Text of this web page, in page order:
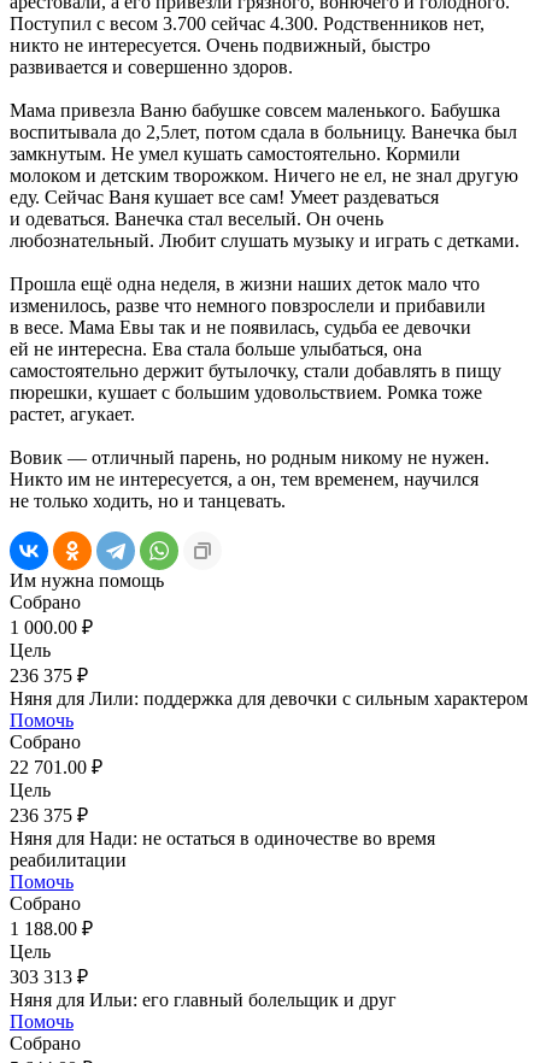
Поступил с весом 3.700 сейчас 4.300. Родственников нет,
никто не интересуется. Очень подвижный, быстро
развивается и совершенно здоров.
Мама привезла Ваню бабушке совсем маленького. Бабушка
воспитывала до 2,5лет, потом сдала в больницу. Ванечка был
замкнутым. Не умел кушать самостоятельно. Кормили
молоком и детским творожком. Ничего не ел, не знал другую
еду. Сейчас Ваня кушает все сам! Умеет раздеваться
и одеваться. Ванечка стал веселый. Он очень
любознательный. Любит слушать музыку и играть с детками.
Прошла ещё одна неделя, в жизни наших деток мало что
изменилось, разве что немного повзрослели и прибавили
в весе. Мама Евы так и не появилась, судьба ее девочки
ей не интересна. Ева стала больше улыбаться, она
самостоятельно держит бутылочку, стали добавлять в пищу
пюрешки, кушает с большим удовольствием. Ромка тоже
растет, агукает.
Вовик — отличный парень, но родным никому не нужен.
Никто им не интересуется, а он, тем временем, научился
не только ходить, но и танцевать.
Им нужна помощь
Собрано
1 000.00 ₽
Цель
236 375 ₽
Няня для Лили: поддержка для девочки с сильным характером
Помочь
Собрано
22 701.00 ₽
Цель
236 375 ₽
Няня для Нади: не остаться в одиночестве во время
реабилитации
Помочь
Собрано
1 188.00 ₽
Цель
303 313 ₽
Няня для Ильи: его главный болельщик и друг
Помочь
Собрано